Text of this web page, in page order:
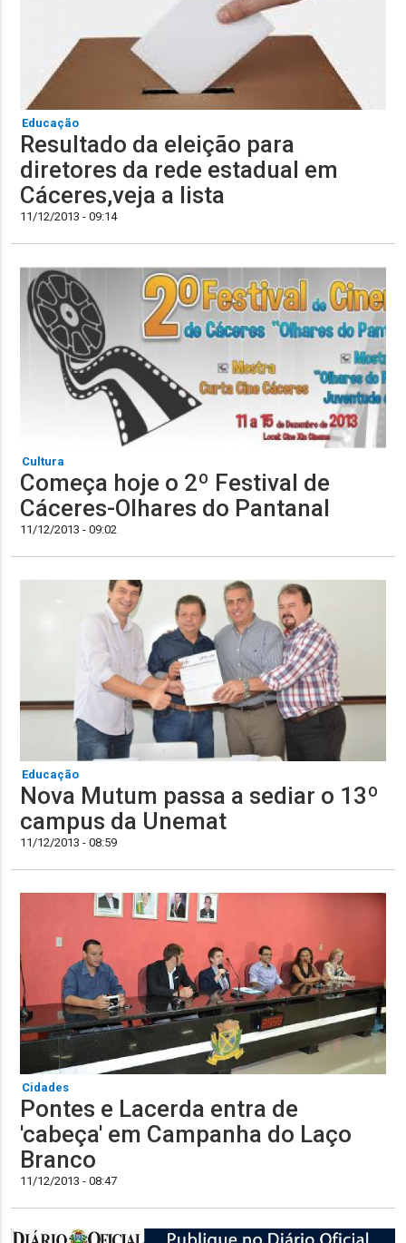
Educação
Resultado da eleição para
diretores da rede estadual em
Cáceres,veja a lista
11/12/2013 - 09:14
Cultura
Começa hoje o 2º Festival de
Cáceres-Olhares do Pantanal
11/12/2013 - 09:02
Educação
Nova Mutum passa a sediar o 13º
campus da Unemat
11/12/2013 - 08:59
Cidades
Pontes e Lacerda entra de
'cabeça' em Campanha do Laço
11/12/2013 - 08:47